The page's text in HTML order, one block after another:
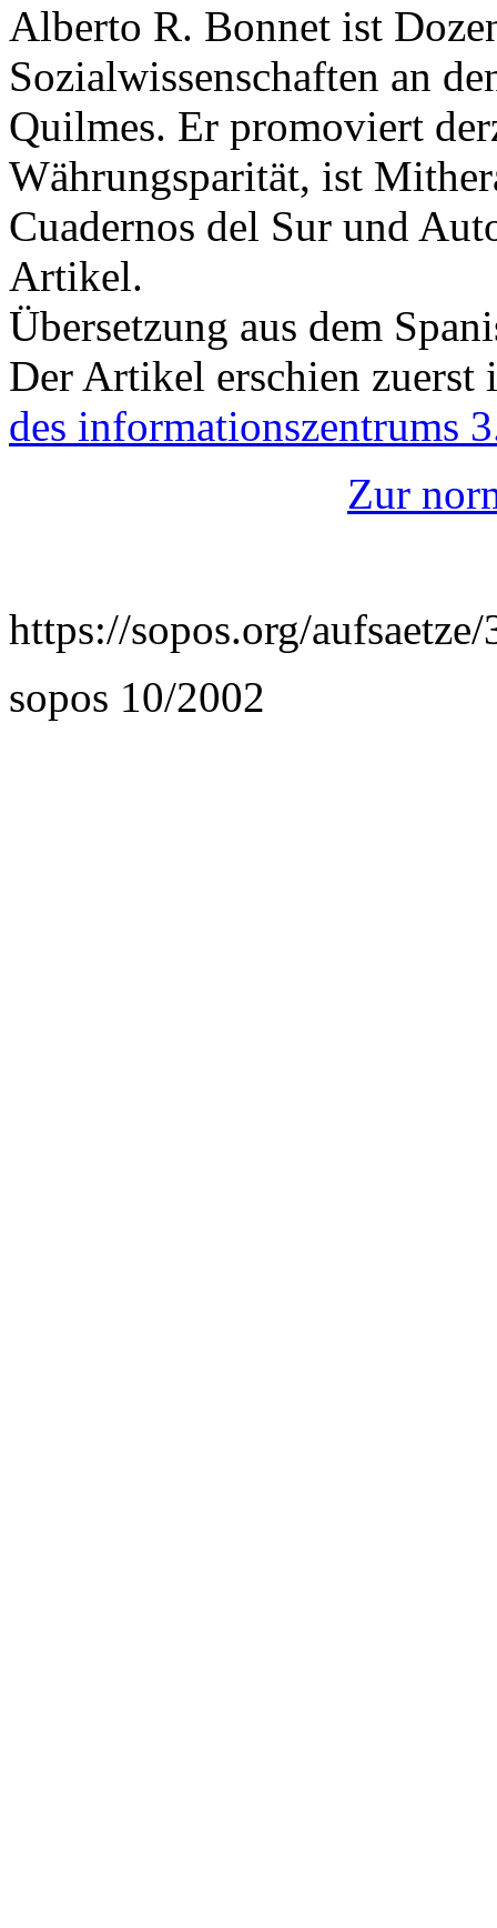
Alberto R. Bonnet ist
Sozialwissenschaften an
Quilmes. Er promoviert
Währungsparität, ist
Cuadernos del Sur und
Artikel.
Übersetzung aus dem
Der Artikel erschien
des informationszentrums
Zur
https://sopos.org/
sopos 10/2002